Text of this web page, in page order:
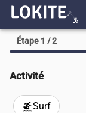
Étape 1 / 2
Activité
surfingSurf